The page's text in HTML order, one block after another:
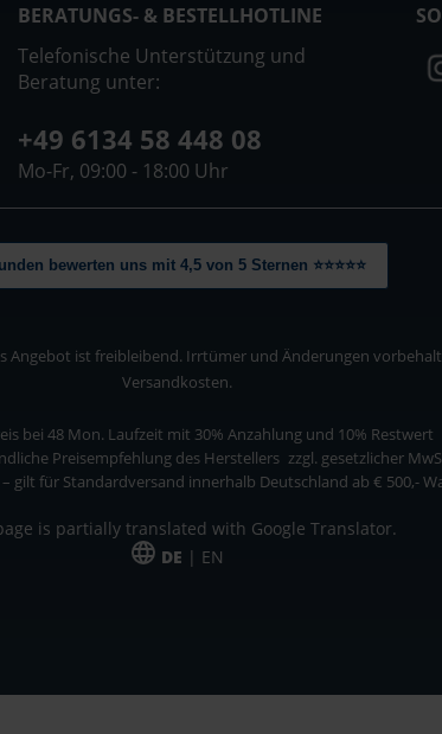
BERATUNGS- & BESTELLHOTLINE
Telefonische Unterstützung und
Beratung unter:
+49 6134 58 448 08
Mo-Fr, 09:00 - 18:00 Uhr
bewerten uns mit 4,5 von 5 Sternen ⭐⭐⭐⭐⭐
ist freibleibend. Irrtümer und Änderungen
Versandkosten.
bei 48 Mon. Laufzeit mit 30% Anzahlung und 10% Restwert
Preisempfehlung des Herstellers zzgl. gesetzlicher
gilt für Standardversand innerhalb Deutschland ab € 500,-
is partially translated with Google Translator.
DE | EN